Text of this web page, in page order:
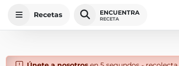
Recetas ENCUENTRA
RECETA